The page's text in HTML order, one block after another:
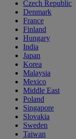
Czech Republic
Denmark
France
Finland
Hungary
India
Japan
Korea
Malaysia
Mexico
Middle East
Poland
Singapore
Slovakia
Sweden
Taiwan